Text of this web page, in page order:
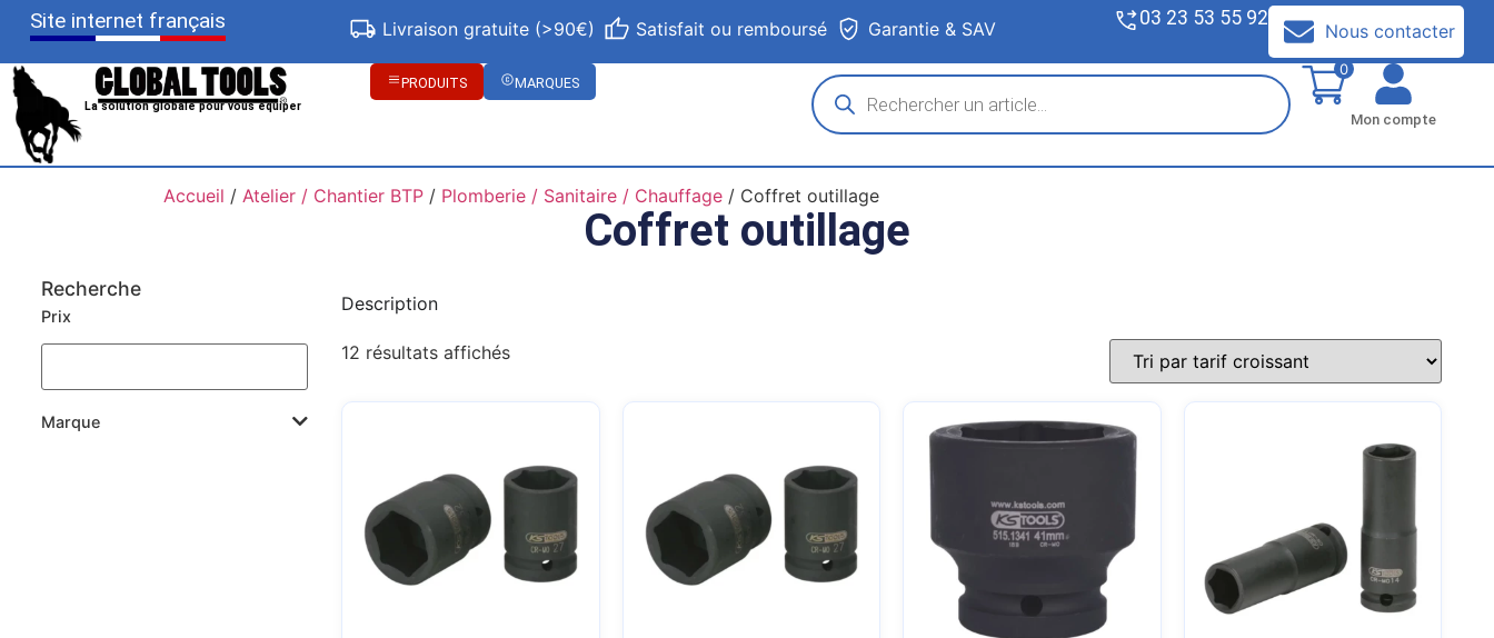
Site internet français Livraison gratuite (>90€) Satisfait ou remboursé Garantie & SAV 03 23 53 55 92
Nous contacter
La solution globale pour vous équiper
PRODUITS MARQUES
0
Mon compte
Accueil / Atelier / Chantier BTP / Plomberie / Sanitaire / Chauffage / Coffret outillage
Coffret outillage
Recherche
Prix
Marque
Description
12 résultats affichés